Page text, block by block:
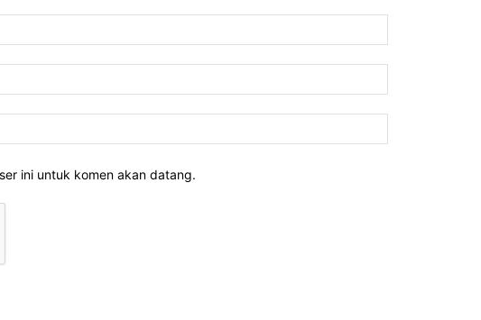
ini untuk komen akan datang.